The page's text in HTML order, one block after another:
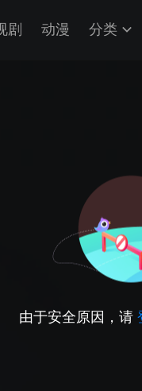
剧 动漫 分类
由于安全原因，请